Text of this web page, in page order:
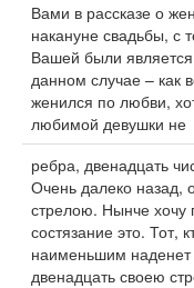
Вами в рассказе о
накануне свадьбы, с
Вашей были
данном случае – как
женился по любви,
любимой девушки не
ребра, двенадцать
Очень далеко назад,
стрелою. Нынче хочу
состязание это. Тот,
наименьшим
двенадцать своею